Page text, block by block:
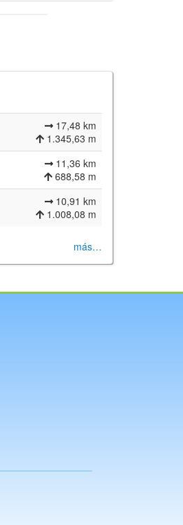
17,48 km
1.345,63 m
11,36 km
688,58 m
10,91 km
1.008,08 m
más…